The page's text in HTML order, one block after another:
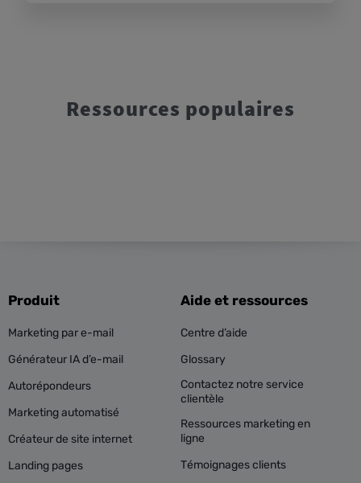
Ressources populaires
Produit
Marketing par e-mail
Générateur IA d’e-mail
Autorépondeurs
Marketing automatisé
Créateur de site internet
Landing pages
Aide et ressources
Centre d’aide
Glossary
Contactez notre service
clientèle
Ressources marketing en
ligne
Témoignages clients